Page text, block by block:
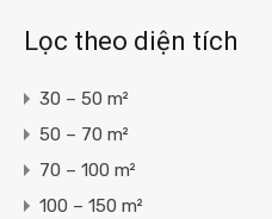
Lọc theo diện tích
30 – 50 m²
50 – 70 m²
70 – 100 m²
100 – 150 m²